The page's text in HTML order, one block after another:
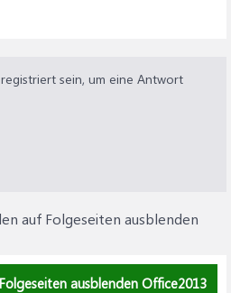
sein, um eine Antwort
auf Folgeseiten ausblenden
ausblenden Office2013